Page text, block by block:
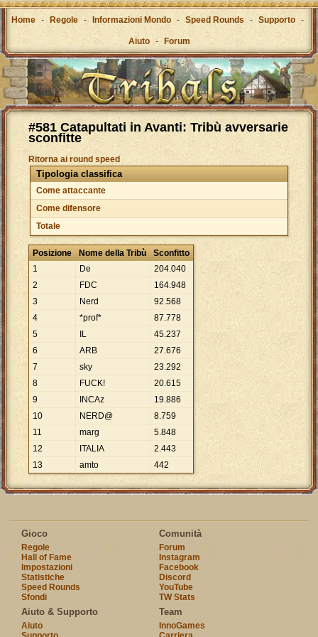
Home - Regole - Informazioni Mondo - Speed Rounds - Supporto -
Aiuto - Forum
#581 Catapultati in Avanti: Tribù avversarie
sconfitte
Ritorna ai round speed
Tipologia classifica
Come attaccante
Come difensore
Totale
Posizione Nome della Tribù
Sconfitto
1
De 204.040
2
FDC 164.948
3
Nerd 92.568
4
*prof* 87.778
5
IL 45.237
6
ARB 27.676
7
sky 23.292
8
FUCK! 20.615
9
INCAz 19.886
10
NERD@ 8.759
11
marg 5.848
12
ITALIA 2.443
13
amto 442
Gioco
Regole
Hall of Fame
Impostazioni
Statistiche
Speed Rounds
Sfondi
Comunità
Forum
Instagram
Facebook
Discord
YouTube
TW Stats
Aiuto & Supporto
Aiuto
Team
InnoGames